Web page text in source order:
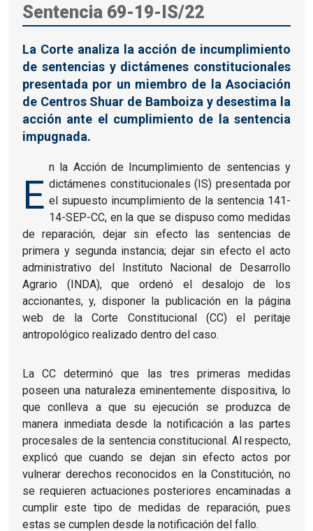
Sentencia 69-19-IS/22
La Corte analiza la acción de incumplimiento
de sentencias y dictámenes constitucionales
presentada por un miembro de la Asociación
de Centros Shuar de Bamboiza y desestima la
acción ante el cumplimiento de la sentencia
impugnada.
E
n la Acción de Incumplimiento de sentencias y
dictámenes constitucionales (IS) presentada por
el supuesto incumplimiento de la sentencia 141-
14-SEP-CC, en la que se dispuso como medidas
de reparación, dejar sin efecto las sentencias de
primera y segunda instancia; dejar sin efecto el acto
administrativo del Instituto Nacional de Desarrollo
Agrario (INDA), que ordenó el desalojo de los
accionantes, y, disponer la publicación en la página
web de la Corte Constitucional (CC) el peritaje
antropológico realizado dentro del caso.
La CC determinó que las tres primeras medidas
poseen una naturaleza eminentemente dispositiva, lo
que conlleva a que su ejecución se produzca de
manera inmediata desde la notificación a las partes
procesales de la sentencia constitucional. Al respecto,
explicó que cuando se dejan sin efecto actos por
vulnerar derechos reconocidos en la Constitución, no
se requieren actuaciones posteriores encaminadas a
cumplir este tipo de medidas de reparación, pues
estas se cumplen desde la notificación del fallo.